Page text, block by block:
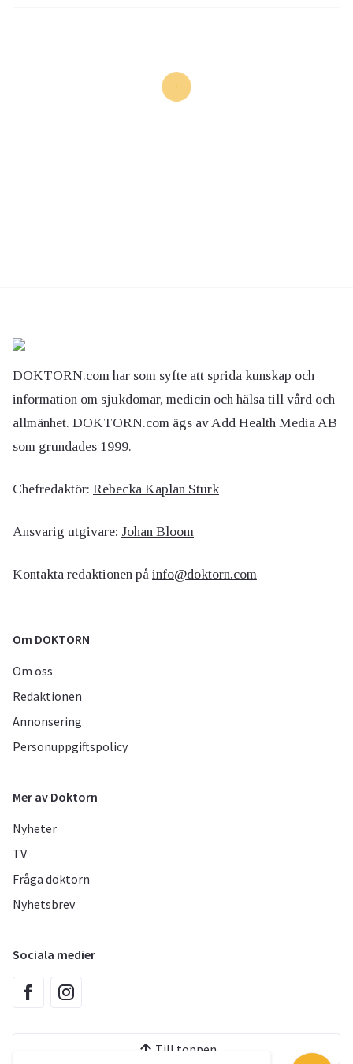
DOKTORN.com har som syfte att sprida kunskap och
information om sjukdomar, medicin och hälsa till vård och
allmänhet. DOKTORN.com ägs av Add Health Media AB
som grundades 1999.
Chefredaktör: Rebecka Kaplan Sturk
Ansvarig utgivare: Johan Bloom
Kontakta redaktionen på info@doktorn.com
Om DOKTORN
Om oss
Redaktionen
Annonsering
Personuppgiftspolicy
Mer av Doktorn
Nyheter
TV
Fråga doktorn
Nyhetsbrev
Sociala medier
Till toppen